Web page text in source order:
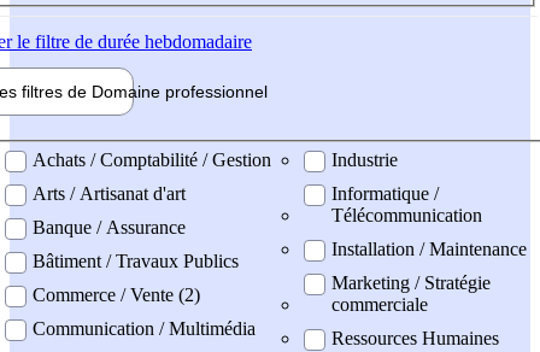
le filtre de durée hebdomadaire
filtres de Domaine professionnel
professionel
Achats / Comptabilité / Gestion
Arts / Artisanat d'art
Banque / Assurance
Bâtiment / Travaux Publics
Commerce / Vente (2)
Communication / Multimédia
Industrie
Informatique /
Télécommunication
Installation / Maintenance
Marketing / Stratégie
commerciale
Ressources Humaines